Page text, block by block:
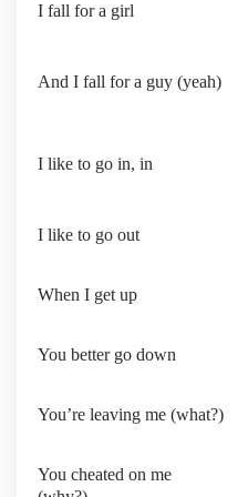
I fall for a girl
And I fall for a guy (yeah)
I like to go in, in
I like to go out
When I get up
You better go down
You’re leaving me (what?)
You cheated on me